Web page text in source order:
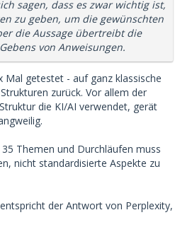
sagen, dass es zwar wichtig ist,
zu geben, um die gewünschten
die Aussage übertreibt die
von Anweisungen.
getestet - auf ganz klassische
zurück. Vor allem der
die KI/AI verwendet, gerät
Themen und Durchläufen muss
nicht standardisierte Aspekte zu
der Antwort von Perplexity,